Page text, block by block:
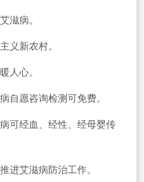
滋病。
义新农村。
人心。
自愿咨询检测可免费。
可经血、经性、经母婴传
进艾滋病防治工作。